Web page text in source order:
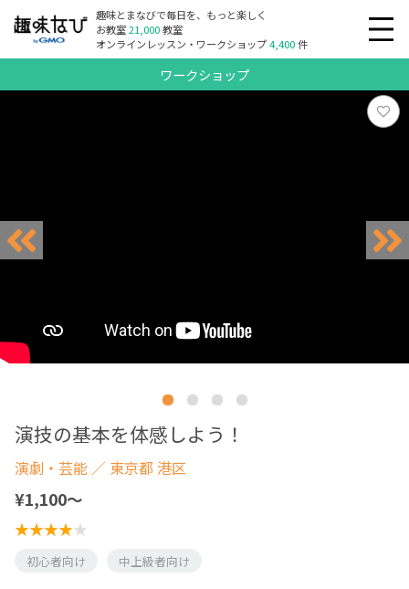
趣味とまなびで毎日を、もっと楽しく
お教室21,000教室
オンラインレッスン・ワークショップ4,400件
ワークショップ
演技の基本を体感しよう！
演劇・芸能 ／ 東京都 港区
¥1,100〜
初心者向け 中上級者向け